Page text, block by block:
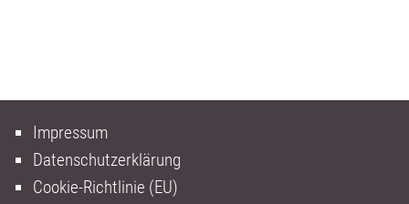
Impressum
Datenschutzerklärung
Cookie-Richtlinie (EU)